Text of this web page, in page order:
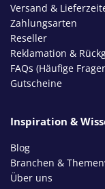
Versand &
Zahlungsarten
Reseller
Reklamation &
FAQs (Häufige
Gutscheine
Inspiration &
Blog
Branchen &
Über uns